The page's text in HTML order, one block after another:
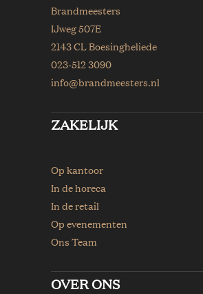
Brandmeesters
IJweg 507E
2143 CL Boesingheliede
023-512 3090
info@brandmeesters.nl
ZAKELIJK
Op kantoor
In de horeca
In de retail
Op evenementen
Ons Team
OVER ONS